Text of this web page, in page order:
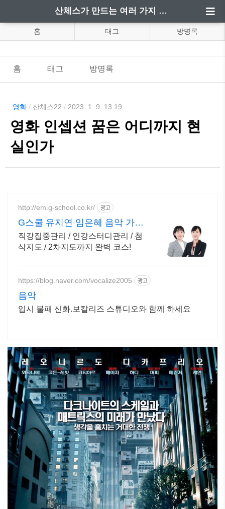
산체스가 만드는 여러 가지 정보
홈 태그 방명록
홈 태그 방명록
영화 / 산체스22 / 2023. 1. 9. 13:19
영화 인셉션 꿈은 어디까지 현
실인가
http://em.g-school.co.kr/ 광고
G스쿨 유지연 임은혜 음악 가장
많은 합격자들의 추천
직강집중관리 / 인강스터디관리 / 첨
삭지도 / 2차지도까지 완벽 코스!
https://blog.naver.com/vocalize2005 광고
음악
입시 불패 신화.보칼리즈 스튜디오와 함께 하세요